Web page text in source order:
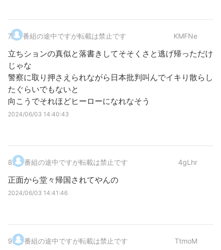
7. 番組の途中ですが転載は禁止です KMFNe
立ちションの真似と落書きしてそそくさと逃げ帰っただけ
じゃな
警察に取り押さえられながら日本批判叫んでイキり散らし
たぐらいでもないと
向こうでそれほどヒーローになれなそう
2024/06/03 14:40:43
8. 番組の途中ですが転載は禁止です 4gLhr
正面から堂々帰国されてやんの
2024/06/03 14:41:46
9. 番組の途中ですが転載は禁止です TtmoM